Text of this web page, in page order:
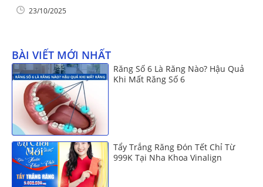
23/10/2025
BÀI VIẾT MỚI NHẤT
Răng Số 6 Là Răng Nào? Hậu Quả
Khi Mất Răng Số 6
Tẩy Trắng Răng Đón Tết Chỉ Từ
999K Tại Nha Khoa Vinalign